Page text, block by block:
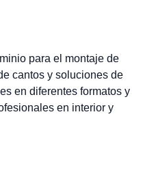
para el montaje de
cantos y soluciones de
en diferentes formatos y
en interior y